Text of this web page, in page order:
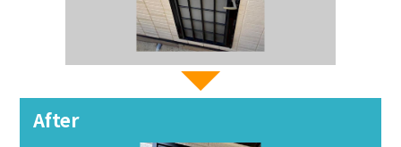
After